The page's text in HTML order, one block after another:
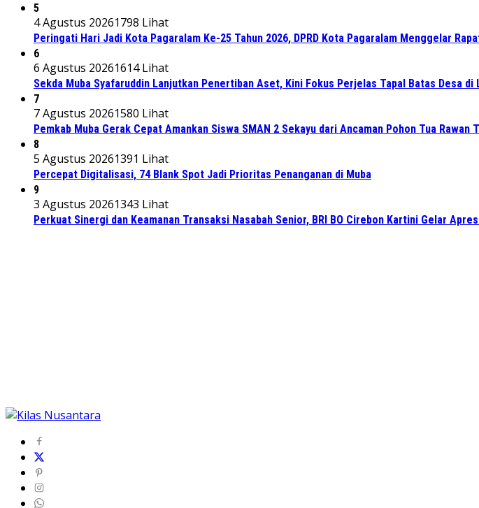
5
4 Agustus 20261798 Lihat
Peringati Hari Jadi Kota Pagaralam Ke-25 Tahun 2026, DPRD Kota Pagaralam Menggelar
6
6 Agustus 20261614 Lihat
Sekda Muba Syafaruddin Lanjutkan Penertiban Aset, Kini Fokus Perjelas Tapal Batas Desa di
7
7 Agustus 20261580 Lihat
Pemkab Muba Gerak Cepat Amankan Siswa SMAN 2 Sekayu dari Ancaman Pohon Tua Rawan
8
5 Agustus 20261391 Lihat
Percepat Digitalisasi, 74 Blank Spot Jadi Prioritas Penanganan di Muba
9
3 Agustus 20261343 Lihat
Perkuat Sinergi dan Keamanan Transaksi Nasabah Senior, BRI BO Cirebon Kartini Gelar